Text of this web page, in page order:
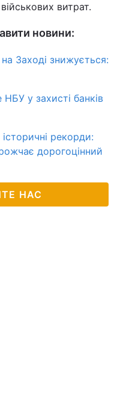
витрат.
новини:
Заході знижується:
у захисті банків
історичні рекорди:
дорогоцінний
НАС